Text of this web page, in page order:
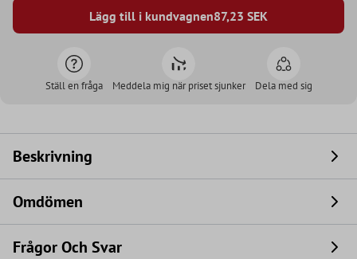
Lägg till i kundvagnen87,23 SEK
Ställ en fråga Meddela mig när priset sjunker Dela med sig
Beskrivning
Omdömen
Frågor Och Svar